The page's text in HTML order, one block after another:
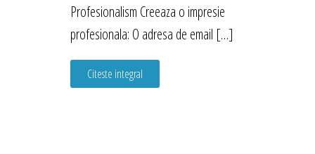
Profesionalism Creeaza o impresie
profesionala: O adresa de email […]
Citeste integral